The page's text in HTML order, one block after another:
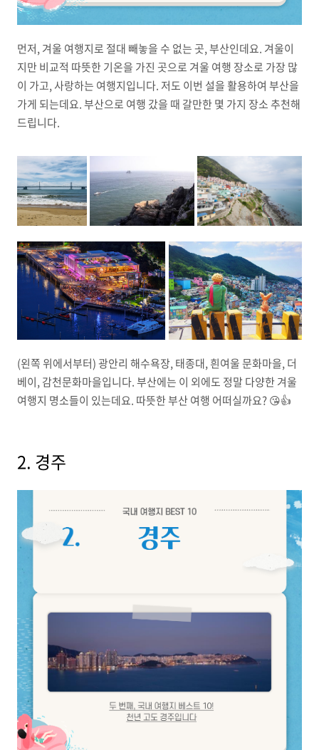
먼저, 겨울 여행지로 절대 빼놓을 수 없는 곳, 부산인데요. 겨울이
지만 비교적 따뜻한 기온을 가진 곳으로 겨울 여행 장소로 가장 많
이 가고, 사랑하는 여행지입니다. 저도 이번 설을 활용하여 부산을
가게 되는데요. 부산으로 여행 갔을 때 갈만한 몇 가지 장소 추천해
드립니다.
(왼쪽 위에서부터) 광안리 해수욕장, 태종대, 흰여울 문화마을, 더
베이, 감천문화마을입니다. 부산에는 이 외에도 정말 다양한 겨울
여행지 명소들이 있는데요. 따뜻한 부산 여행 어떠실까요? 😘👍
2. 경주